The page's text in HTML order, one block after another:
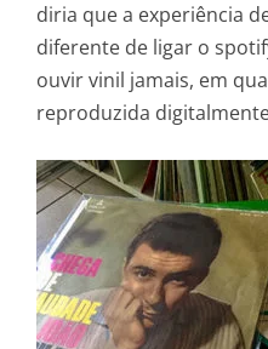
diria que a experiência
diferente de ligar o
ouvir vinil jamais, em
reproduzida